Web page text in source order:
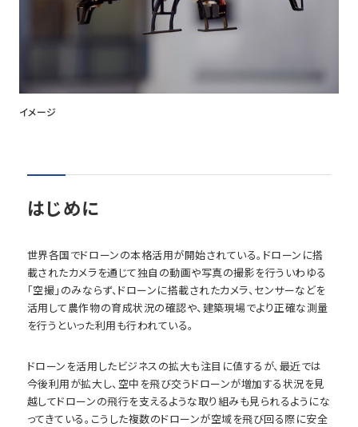
イメージ
はじめに
世界各国でドローンの本格活用が開始されている。ドローンに搭
載されたカメラを通じて独自の動画や写真の撮影を行ういわゆる
「空撮」のみならず、ドローンに搭載されたカメラ、センサーなどを
活用して農作物の育成状況の確認や、建築現場でより正確な測量
を行うといった利用も行われている。
ドローンを活用したビジネスの拡大も注目に値するが、最近では
今後利用が拡大し、空中を飛び交うドローンが増加する状況を見
越してドローンの飛行を支えるような取り組みも見られるようにな
ってきている。こうした複数のドローンが空域を飛び回る際に安全